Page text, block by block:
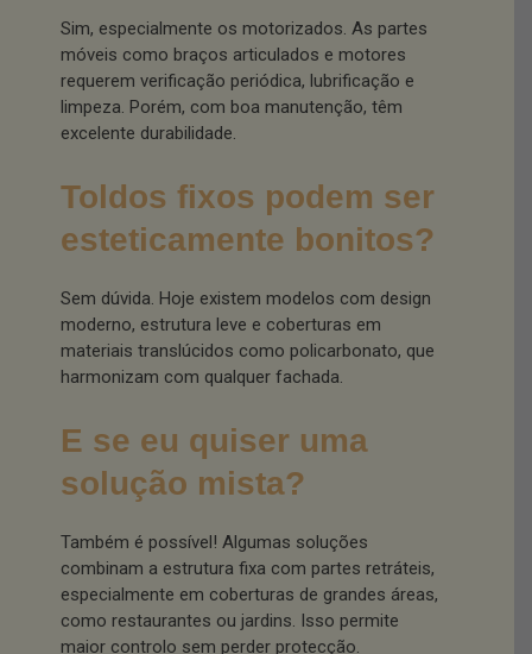
Sim, especialmente os motorizados. As partes
móveis como braços articulados e motores
requerem verificação periódica, lubrificação e
limpeza. Porém, com boa manutenção, têm
excelente durabilidade.
Toldos fixos podem ser
esteticamente bonitos?
Sem dúvida. Hoje existem modelos com design
moderno, estrutura leve e coberturas em
materiais translúcidos como policarbonato, que
harmonizam com qualquer fachada.
E se eu quiser uma
solução mista?
Também é possível! Algumas soluções
combinam a estrutura fixa com partes retráteis,
especialmente em coberturas de grandes áreas,
como restaurantes ou jardins. Isso permite
maior controlo sem perder protecção.